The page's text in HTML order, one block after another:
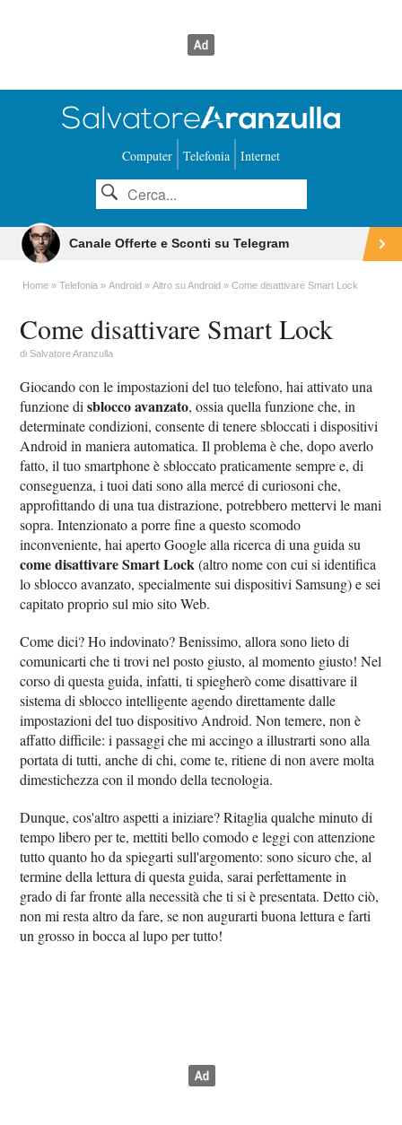
Computer Telefonia Internet
Canale Offerte e Sconti su Telegram
Home Telefonia Android Altro su Android Come disattivare Smart Lock
Come disattivare Smart Lock
diSalvatore Aranzulla
Giocando con le impostazioni del tuo telefono, hai attivato una
funzione disblocco avanzato, ossia quella funzione che, in
determinate condizioni, consente di tenere sbloccati i dispositivi
Android in maniera automatica. Il problema è che, dopo averlo
fatto, il tuo smartphone è sbloccato praticamente sempre e, di
conseguenza, i tuoi dati sono alla mercé di curiosoni che,
approfittando di una tua distrazione, potrebbero mettervi le mani
sopra. Intenzionato a porre fine a questo scomodo
inconveniente, hai aperto Google alla ricerca di una guida su
come disattivare Smart Lock(altro nome con cui si identifica
lo sblocco avanzato, specialmente sui dispositivi Samsung) e sei
capitato proprio sul mio sito Web.
Come dici? Ho indovinato? Benissimo, allora sono lieto di
comunicarti che ti trovi nel posto giusto, al momento giusto! Nel
corso di questa guida, infatti, ti spiegherò come disattivare il
sistema di sblocco intelligente agendo direttamente dalle
impostazioni del tuo dispositivo Android. Non temere, non è
affatto difficile: i passaggi che mi accingo a illustrarti sono alla
portata di tutti, anche di chi, come te, ritiene di non avere molta
dimestichezza con il mondo della tecnologia.
Dunque, cos'altro aspetti a iniziare? Ritaglia qualche minuto di
tempo libero per te, mettiti bello comodo e leggi con attenzione
tutto quanto ho da spiegarti sull'argomento: sono sicuro che, al
termine della lettura di questa guida, sarai perfettamente in
grado di far fronte alla necessità che ti si è presentata. Detto ciò,
non mi resta altro da fare, se non augurarti buona lettura e farti
un grosso in bocca al lupo per tutto!